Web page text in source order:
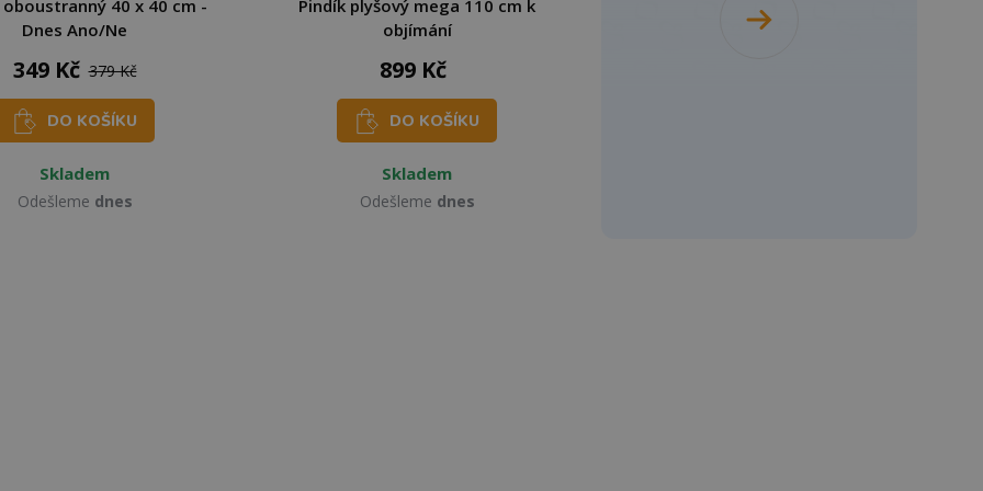
40 x 40 cm -
Dnes Ano/Ne
349 Kč 379 Kč
DO KOŠÍKU
Skladem
Odešleme dnes
Pindík plyšový mega 110 cm k
objímání
899 Kč
DO KOŠÍKU
Skladem
Odešleme dnes